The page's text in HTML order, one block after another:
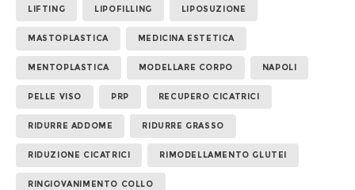
LIFTING LIPOFILLING LIPOSUZIONE
MASTOPLASTICA MEDICINA ESTETICA
MENTOPLASTICA MODELLARE CORPO NAPOLI
PELLE VISO PRP RECUPERO CICATRICI
RIDURRE ADDOME RIDURRE GRASSO
RIDUZIONE CICATRICI RIMODELLAMENTO GLUTEI
RINGIOVANIMENTO COLLO